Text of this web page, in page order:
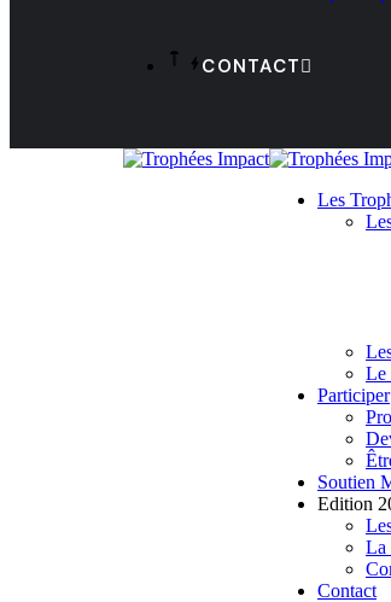
CONTACT
Les
Le
Participer
Soutien
Edition
La
Contact